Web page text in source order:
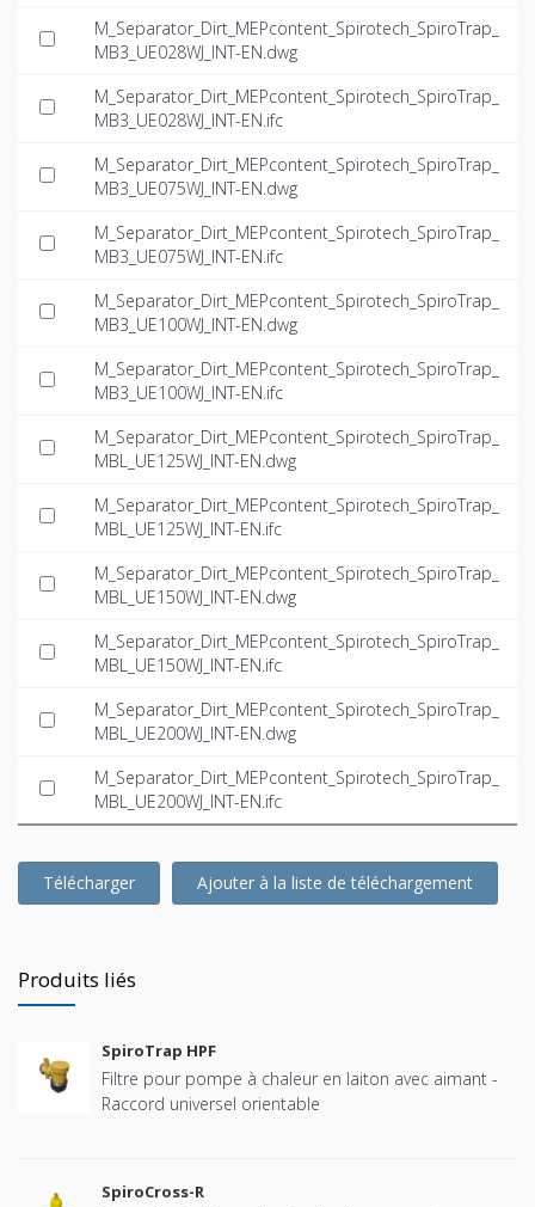
M_Separator_Dirt_MEPcontent_Spirotech_SpiroTrap_
MB3_UE028WJ_INT-EN.dwg
M_Separator_Dirt_MEPcontent_Spirotech_SpiroTrap_
MB3_UE028WJ_INT-EN.ifc
M_Separator_Dirt_MEPcontent_Spirotech_SpiroTrap_
MB3_UE075WJ_INT-EN.dwg
M_Separator_Dirt_MEPcontent_Spirotech_SpiroTrap_
MB3_UE075WJ_INT-EN.ifc
M_Separator_Dirt_MEPcontent_Spirotech_SpiroTrap_
MB3_UE100WJ_INT-EN.dwg
M_Separator_Dirt_MEPcontent_Spirotech_SpiroTrap_
MB3_UE100WJ_INT-EN.ifc
M_Separator_Dirt_MEPcontent_Spirotech_SpiroTrap_
MBL_UE125WJ_INT-EN.dwg
M_Separator_Dirt_MEPcontent_Spirotech_SpiroTrap_
MBL_UE125WJ_INT-EN.ifc
M_Separator_Dirt_MEPcontent_Spirotech_SpiroTrap_
MBL_UE150WJ_INT-EN.dwg
M_Separator_Dirt_MEPcontent_Spirotech_SpiroTrap_
MBL_UE150WJ_INT-EN.ifc
M_Separator_Dirt_MEPcontent_Spirotech_SpiroTrap_
MBL_UE200WJ_INT-EN.dwg
M_Separator_Dirt_MEPcontent_Spirotech_SpiroTrap_
MBL_UE200WJ_INT-EN.ifc
Télécharger Ajouter à la liste de téléchargement
Produits liés
SpiroTrap HPF
Filtre pour pompe à chaleur en laiton avec aimant -
Raccord universel orientable
SpiroCross-R